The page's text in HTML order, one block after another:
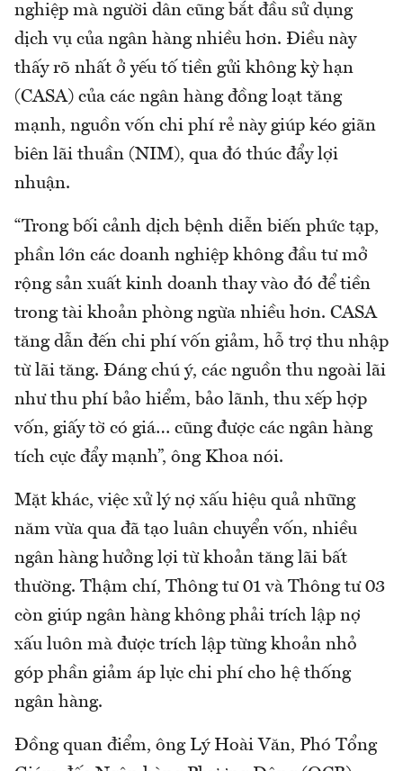
nghiệp mà người dân cũng bắt đầu sử dụng
dịch vụ của ngân hàng nhiều hơn. Điều này
thấy rõ nhất ở yếu tố tiền gửi không kỳ hạn
(CASA) của các ngân hàng đồng loạt tăng
mạnh, nguồn vốn chi phí rẻ này giúp kéo giãn
biên lãi thuần (NIM), qua đó thúc đẩy lợi
nhuận.
“Trong bối cảnh dịch bệnh diễn biến phức tạp,
phần lớn các doanh nghiệp không đầu tư mở
rộng sản xuất kinh doanh thay vào đó để tiền
trong tài khoản phòng ngừa nhiều hơn. CASA
tăng dẫn đến chi phí vốn giảm, hỗ trợ thu nhập
từ lãi tăng. Đáng chú ý, các nguồn thu ngoài lãi
như thu phí bảo hiểm, bảo lãnh, thu xếp hợp
vốn, giấy tờ có giá… cũng được các ngân hàng
tích cực đẩy mạnh”, ông Khoa nói.
Mặt khác, việc xử lý nợ xấu hiệu quả những
năm vừa qua đã tạo luân chuyển vốn, nhiều
ngân hàng hưởng lợi từ khoản tăng lãi bất
thường. Thậm chí, Thông tư 01 và Thông tư 03
còn giúp ngân hàng không phải trích lập nợ
xấu luôn mà được trích lập từng khoản nhỏ
góp phần giảm áp lực chi phí cho hệ thống
ngân hàng.
Đồng quan điểm, ông Lý Hoài Văn, Phó Tổng